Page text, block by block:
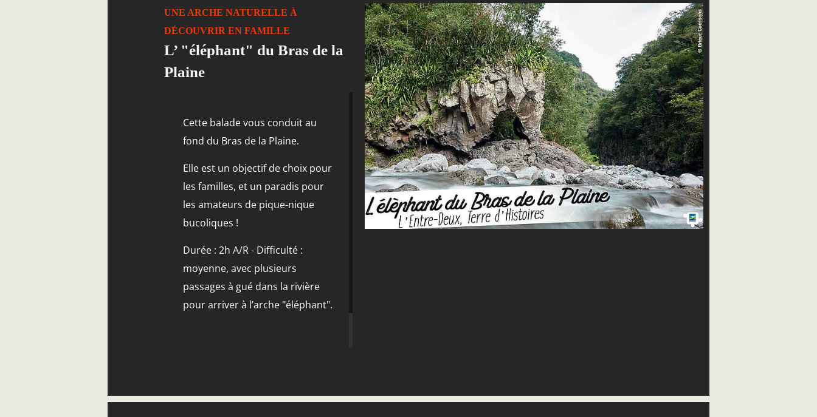
UNE ARCHE NATURELLE À
DÉCOUVRIR EN FAMILLE
L’ "éléphant" du Bras de la
Plaine
Cette balade vous conduit au
fond du Bras de la Plaine.
Elle est un objectif de choix pour
les familles, et un paradis pour
les amateurs de pique-nique
bucoliques !
Durée : 2h A/R - Difficulté :
moyenne, avec plusieurs
passages à gué dans la rivière
pour arriver à l’arche "éléphant".